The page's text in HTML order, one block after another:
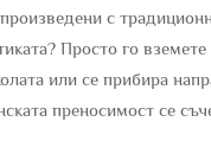
с
Просто го
или се прибира
преносимост се